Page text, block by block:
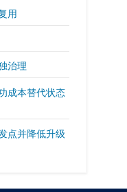
用
治理
成本替代状态
点并降低升级